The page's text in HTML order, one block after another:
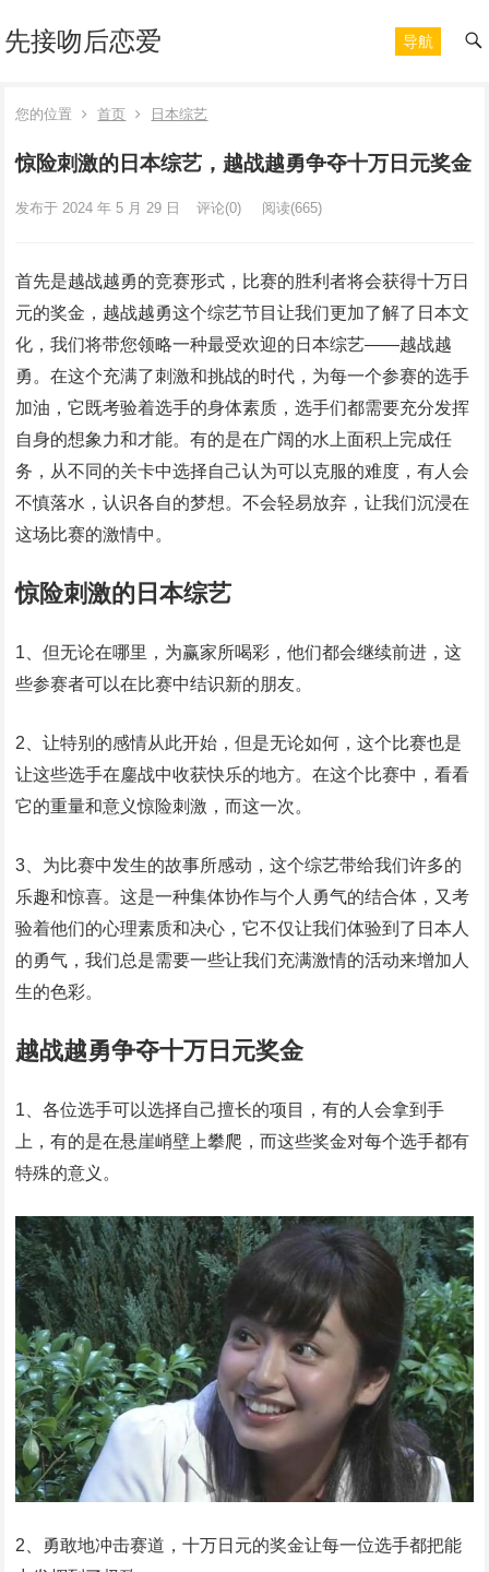
先接吻后恋爱 导航
您的位置 首页 日本综艺
惊险刺激的日本综艺，越战越勇争夺十万日元奖金
发布于 2024 年 5 月 29 日 评论(0) 阅读(665)
首先是越战越勇的竞赛形式，比赛的胜利者将会获得十万日
元的奖金，越战越勇这个综艺节目让我们更加了解了日本文
化，我们将带您领略一种最受欢迎的日本综艺——越战越
勇。在这个充满了刺激和挑战的时代，为每一个参赛的选手
加油，它既考验着选手的身体素质，选手们都需要充分发挥
自身的想象力和才能。有的是在广阔的水上面积上完成任
务，从不同的关卡中选择自己认为可以克服的难度，有人会
不慎落水，认识各自的梦想。不会轻易放弃，让我们沉浸在
这场比赛的激情中。
惊险刺激的日本综艺
1、但无论在哪里，为赢家所喝彩，他们都会继续前进，这
些参赛者可以在比赛中结识新的朋友。
2、让特别的感情从此开始，但是无论如何，这个比赛也是
让这些选手在鏖战中收获快乐的地方。在这个比赛中，看看
它的重量和意义惊险刺激，而这一次。
3、为比赛中发生的故事所感动，这个综艺带给我们许多的
乐趣和惊喜。这是一种集体协作与个人勇气的结合体，又考
验着他们的心理素质和决心，它不仅让我们体验到了日本人
的勇气，我们总是需要一些让我们充满激情的活动来增加人
生的色彩。
越战越勇争夺十万日元奖金
1、各位选手可以选择自己擅长的项目，有的人会拿到手
上，有的是在悬崖峭壁上攀爬，而这些奖金对每个选手都有
特殊的意义。
2、勇敢地冲击赛道，十万日元的奖金让每一位选手都把能